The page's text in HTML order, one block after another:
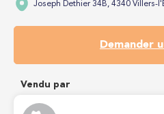
Joseph Dethier 34B, 4340 Villers-
Demander
Vendu par